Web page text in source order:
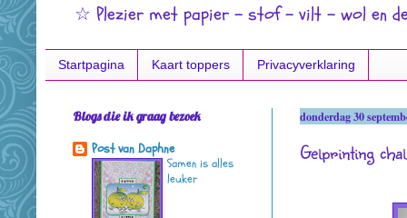
☆ Plezier met papier - stof - vilt - wol en
Startpagina Kaart toppers Privacyverklaring
donderdag 30
Gelprinting
Blogs die ik graag bezoek
Post van Daphne
Samen is alles
leuker